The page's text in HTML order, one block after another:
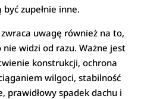
zupełnie inne.
uwagę również na to,
widzi od razu. Ważne jest
konstrukcji, ochrona
wilgoci, stabilność
prawidłowy spadek dachu i